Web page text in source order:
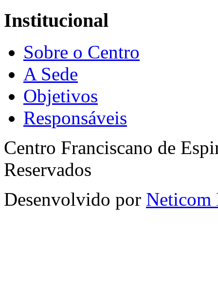
Institucional
Sobre o Centro
A Sede
Objetivos
Responsáveis
Centro Franciscano de
Reservados
Desenvolvido por Neticom